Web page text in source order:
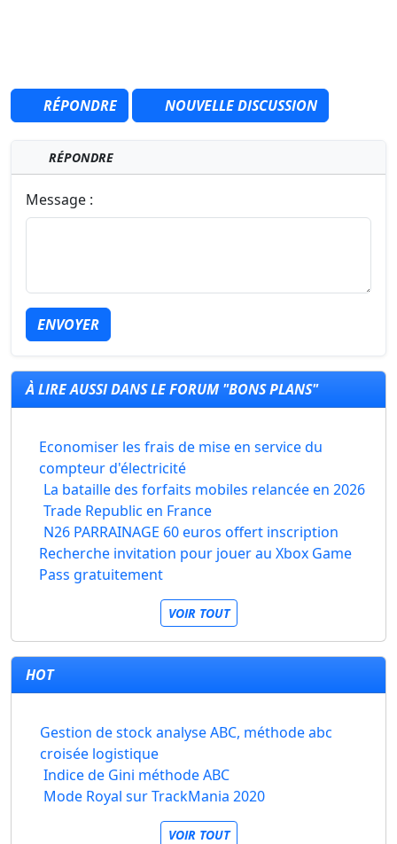
RÉPONDRE NOUVELLE DISCUSSION
RÉPONDRE
Message :
ENVOYER
À LIRE AUSSI DANS LE FORUM "BONS PLANS"
Economiser les frais de mise en service du
compteur d'électricité
La bataille des forfaits mobiles relancée en 2026
Trade Republic en France
N26 PARRAINAGE 60 euros offert inscription
Recherche invitation pour jouer au Xbox Game
Pass gratuitement
VOIR TOUT
HOT
Gestion de stock analyse ABC, méthode abc
croisée logistique
Indice de Gini méthode ABC
Mode Royal sur TrackMania 2020
VOIR TOUT